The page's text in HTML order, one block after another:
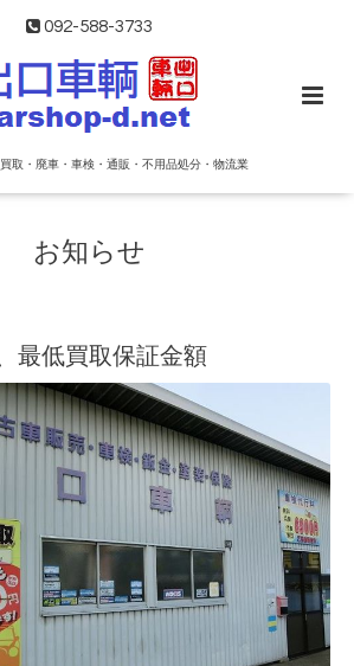
092-588-3733
取・廃車・車検・通販・不用品処分・物流業
お知らせ
最低買取保証金額